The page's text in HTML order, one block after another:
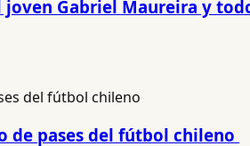
joven Gabriel Maureira y
de pases del fútbol chileno